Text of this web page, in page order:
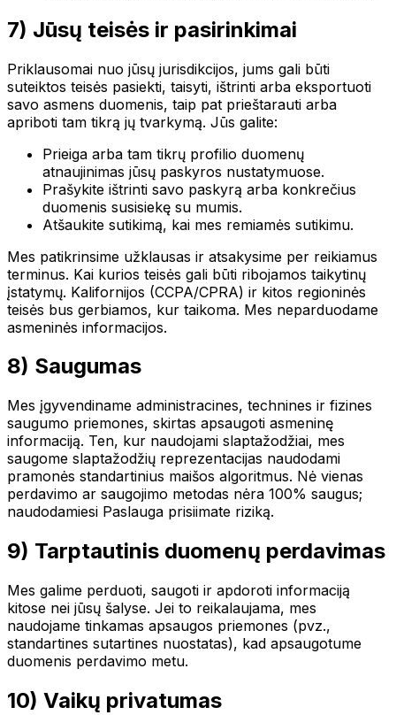
7) Jūsų teisės ir pasirinkimai
Priklausomai nuo jūsų jurisdikcijos, jums gali būti
suteiktos teisės pasiekti, taisyti, ištrinti arba eksportuoti
savo asmens duomenis, taip pat prieštarauti arba
apriboti tam tikrą jų tvarkymą. Jūs galite:
Prieiga arba tam tikrų profilio duomenų
atnaujinimas jūsų paskyros nustatymuose.
Prašykite ištrinti savo paskyrą arba konkrečius
duomenis susisiekę su mumis.
Atšaukite sutikimą, kai mes remiamės sutikimu.
Mes patikrinsime užklausas ir atsakysime per reikiamus
terminus. Kai kurios teisės gali būti ribojamos taikytinų
įstatymų. Kalifornijos (CCPA/CPRA) ir kitos regioninės
teisės bus gerbiamos, kur taikoma. Mes neparduodame
asmeninės informacijos.
8) Saugumas
Mes įgyvendiname administracines, technines ir fizines
saugumo priemones, skirtas apsaugoti asmeninę
informaciją. Ten, kur naudojami slaptažodžiai, mes
saugome slaptažodžių reprezentacijas naudodami
pramonės standartinius maišos algoritmus. Nė vienas
perdavimo ar saugojimo metodas nėra 100% saugus;
naudodamiesi Paslauga prisiimate riziką.
9) Tarptautinis duomenų perdavimas
Mes galime perduoti, saugoti ir apdoroti informaciją
kitose nei jūsų šalyse. Jei to reikalaujama, mes
naudojame tinkamas apsaugos priemones (pvz.,
standartines sutartines nuostatas), kad apsaugotume
duomenis perdavimo metu.
10) Vaikų privatumas